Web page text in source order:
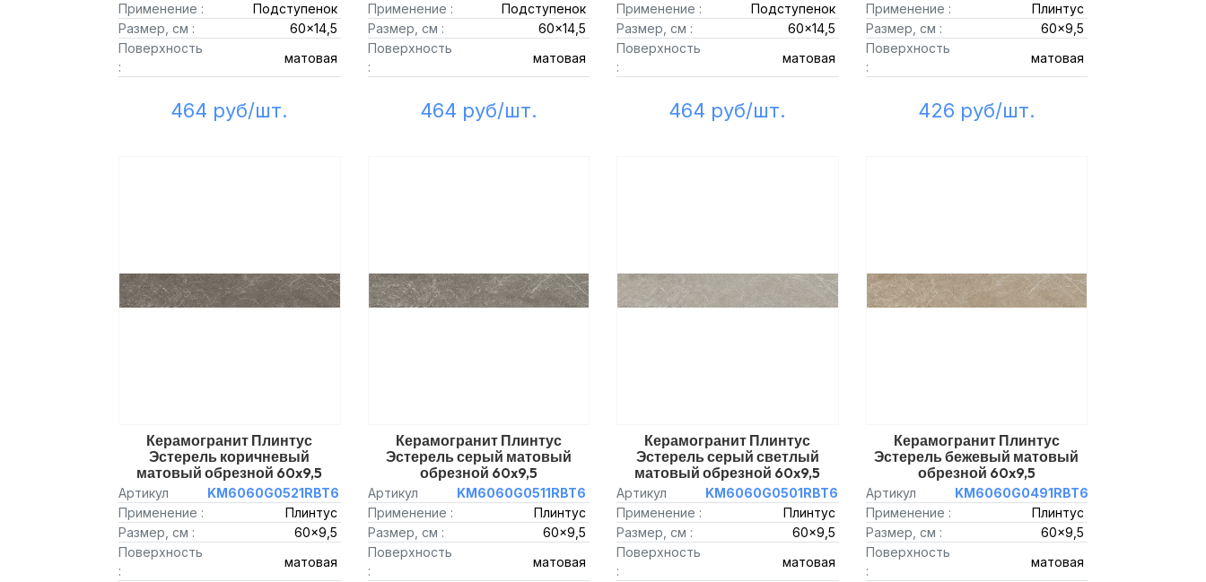
Применение :
Подступенок
Размер, см :
60x14,5
Поверхность
:
матовая
464 руб/шт.
Применение :
Подступенок
Размер, см :
60x14,5
Поверхность
:
матовая
464 руб/шт.
Применение :
Подступенок
Размер, см :
60x14,5
Поверхность
:
матовая
464 руб/шт.
Применение :
Плинтус
Размер, см :
60x9,5
Поверхность
:
матовая
426 руб/шт.
Керамогранит Плинтус
Эстерель коричневый
матовый обрезной 60x9,5
Артикул
KM6060G0521RBT6
Применение :
Плинтус
Размер, см :
60x9,5
Поверхность
:
матовая
Керамогранит Плинтус
Эстерель серый матовый
обрезной 60x9,5
Артикул
KM6060G0511RBT6
Применение :
Плинтус
Размер, см :
60x9,5
Поверхность
:
матовая
Керамогранит Плинтус
Эстерель серый светлый
матовый обрезной 60x9,5
Артикул
KM6060G0501RBT6
Применение :
Плинтус
Размер, см :
60x9,5
Поверхность
:
матовая
Керамогранит Плинтус
Эстерель бежевый матовый
обрезной 60x9,5
Артикул
KM6060G0491RBT6
Применение :
Плинтус
Размер, см :
60x9,5
Поверхность
:
матовая